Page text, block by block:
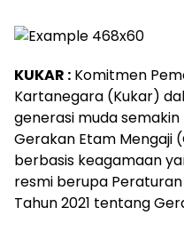
KUKAR : Komitmen
Kartanegara (Kukar)
generasi muda
Gerakan Etam Mengaji
berbasis keagamaan
resmi berupa
Tahun 2021 tentang